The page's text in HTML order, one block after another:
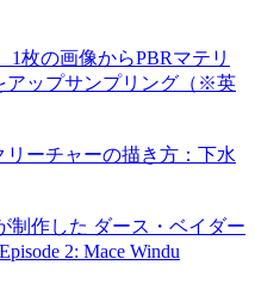
1枚の画像からPBRマテリ
アップサンプリング（※英
ーチャーの描き方：下水
制作した ダース・ベイダー
2: Mace Windu